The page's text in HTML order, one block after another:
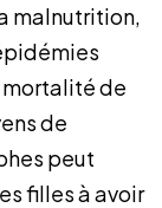
malnutrition,
de
de
peut
filles à avoir